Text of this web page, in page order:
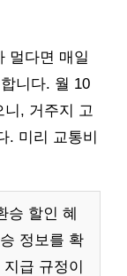
멀다면 매일
니다. 월 10
니, 거주지 고
. 미리 교통비
승 할인 혜
정보를 확
급 규정이